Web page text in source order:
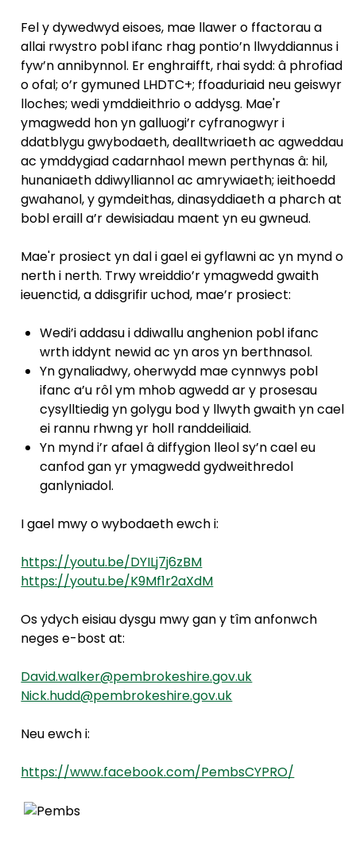
Fel y dywedwyd eisoes, mae llawer o ffactorau a
allai rwystro pobl ifanc rhag pontio’n llwyddiannus i
fyw’n annibynnol. Er enghraifft, rhai sydd: â phrofiad
o ofal; o’r gymuned LHDTC+; ffoaduriaid neu geiswyr
lloches; wedi ymddieithrio o addysg. Mae'r
ymagwedd hon yn galluogi’r cyfranogwyr i
ddatblygu gwybodaeth, dealltwriaeth ac agweddau
ac ymddygiad cadarnhaol mewn perthynas â: hil,
hunaniaeth ddiwylliannol ac amrywiaeth; ieithoedd
gwahanol, y gymdeithas, dinasyddiaeth a pharch at
bobl eraill a’r dewisiadau maent yn eu gwneud.
Mae'r prosiect yn dal i gael ei gyflawni ac yn mynd o
nerth i nerth. Trwy wreiddio’r ymagwedd gwaith
ieuenctid, a ddisgrifir uchod, mae’r prosiect:
Wedi’i addasu i ddiwallu anghenion pobl ifanc
wrth iddynt newid ac yn aros yn berthnasol.
Yn gynaliadwy, oherwydd mae cynnwys pobl
ifanc a’u rôl ym mhob agwedd ar y prosesau
cysylltiedig yn golygu bod y llwyth gwaith yn cael
ei rannu rhwng yr holl randdeiliaid.
Yn mynd i’r afael â diffygion lleol sy’n cael eu
canfod gan yr ymagwedd gydweithredol
ganlyniadol.
I gael mwy o wybodaeth ewch i:
https://youtu.be/DYILj7j6zBM
https://youtu.be/K9Mf1r2aXdM
Os ydych eisiau dysgu mwy gan y tîm anfonwch
neges e-bost at:
David.walker@pembrokeshire.gov.uk
Nick.hudd@pembrokeshire.gov.uk
Neu ewch i:
https://www.facebook.com/PembsCYPRO/